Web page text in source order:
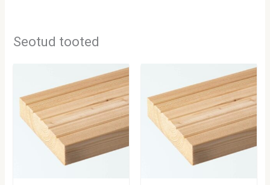
Seotud tooted